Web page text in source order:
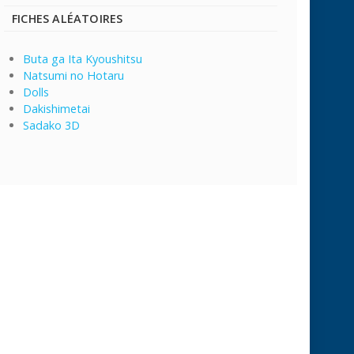
FICHES ALÉATOIRES
Buta ga Ita Kyoushitsu
Natsumi no Hotaru
Dolls
Dakishimetai
Sadako 3D